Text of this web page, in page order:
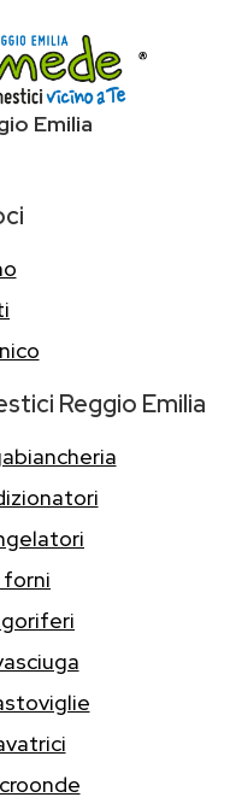
Emilia
Reggio Emilia
forni